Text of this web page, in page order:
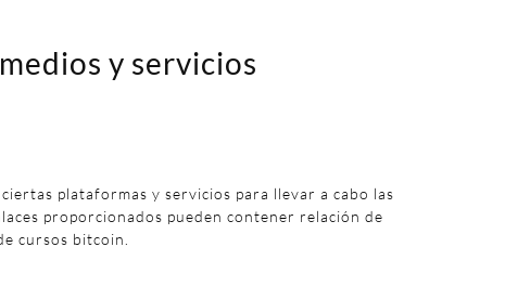
y servicios
plataformas y servicios para llevar a cabo las
proporcionados pueden contener relación de
cursos bitcoin.